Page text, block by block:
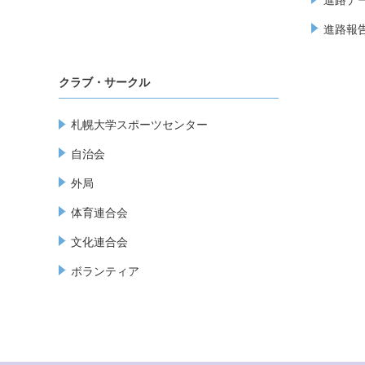
進路報
クラブ・サークル
札幌大学スポーツセンター
自治会
外局
体育連合会
文化連合会
ボランティア